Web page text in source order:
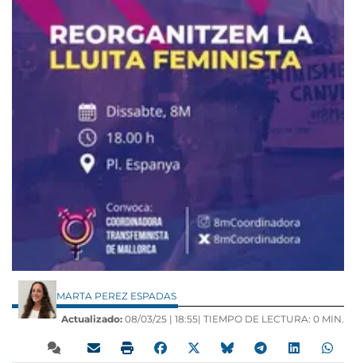
MARTA PEREZ ESPADAS
Actualizado: 08/03/25 | 18:55| TIEMPO DE LECTURA: 0 MIN.